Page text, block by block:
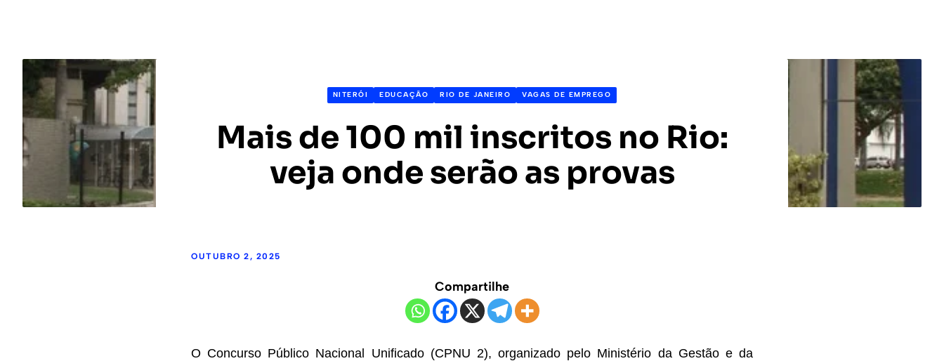
NITERÓI EDUCAÇÃO RIO DE JANEIRO VAGAS DE EMPREGO
Mais de 100 mil inscritos no Rio:
veja onde serão as provas
OUTUBRO 2, 2025
Compartilhe
O Concurso Público Nacional Unificado (CPNU 2), organizado pelo Ministério da Gestão e da